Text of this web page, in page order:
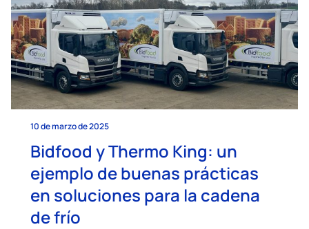
10 de marzo de 2025
Bidfood y Thermo King: un
ejemplo de buenas prácticas
en soluciones para la cadena
de frío